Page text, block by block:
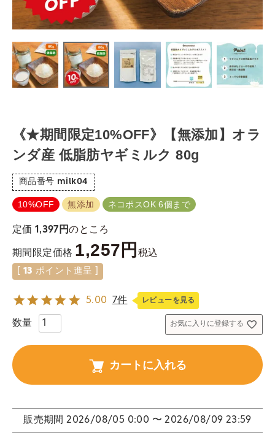
《★期間限定10%OFF》【無添加】オラ
ンダ産 低脂肪ヤギミルク 80g
商品番号 milk04
10%OFF 無添加 ネコポスOK 6個まで
定価 1,397 のところ
期間限定価格 1,257 税込
13 ポイント進呈 ]
5.00 7件 レビューを見る
お気に入りに登録する
カートに入れる
販売期間 2026/08/05 0:00 〜 2026/08/09 23:59